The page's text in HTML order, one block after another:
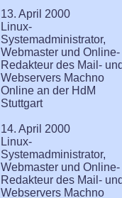
13. April 2000
Linux-
Systemadministrator,
Webmaster und Online-
Redakteur des Mail-
Webservers Machno
Online an der HdM
Stuttgart
14. April 2000
Linux-
Systemadministrator,
Webmaster und Online-
Redakteur des Mail-
Webservers Machno